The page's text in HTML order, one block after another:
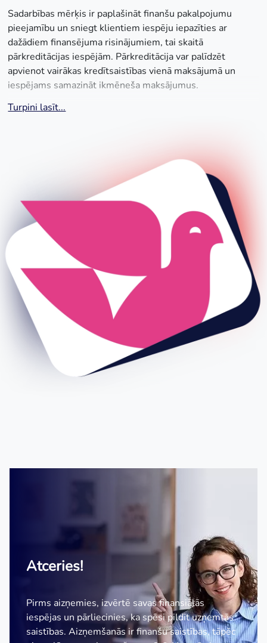
Sadarbības mērķis ir paplašināt finanšu pakalpojumu
pieejamību un sniegt klientiem iespēju iepazīties ar
dažādiem finansējuma risinājumiem, tai skaitā
pārkreditācijas iespējām. Pārkreditācija var palīdzēt
apvienot vairākas kredītsaistības vienā maksājumā un
iespējams samazināt ikmēneša maksājumus.
Turpini lasīt...
Atceries!
Pirms aizņemies, izvērtē savas finansiālās
iespējas un pārliecinies, ka spēsi pildīt uzņemtās
saistības. Aizņemšanās ir finanšu saistības, tāpēc